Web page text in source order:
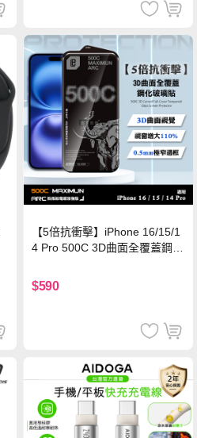
【5倍抗衝擊】iPhone 16/15/1
4 Pro 500C 3D曲面全覆蓋鋼化
保護貼
$590